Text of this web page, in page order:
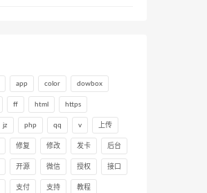
app color dowbox
ff html https
jz php qq v 上传
修复 修改 发卡 后台
开源 微信 授权 接口
支付 支持 教程